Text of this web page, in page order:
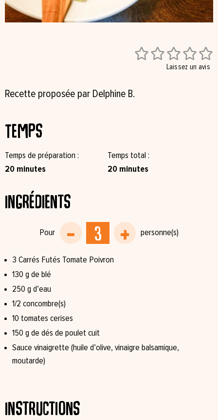

Laissez un avis
Recette proposée par Delphine B.
Temps
Temps de préparation
20 minutes
Temps total
20 minutes
Ingrédients
3 Carrés Futés Tomate Poivron
130 g de blé
250 g d’eau
1/2 concombre(s)
10 tomates cerises
150 g de dés de poulet cuit
Sauce vinaigrette (huile d’olive, vinaigre balsamique,
moutarde)
Instructions